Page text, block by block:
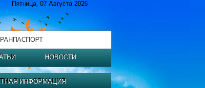
Пятница, 07 Августа 2026
НОВОСТИ
ИНФОРМАЦИЯ